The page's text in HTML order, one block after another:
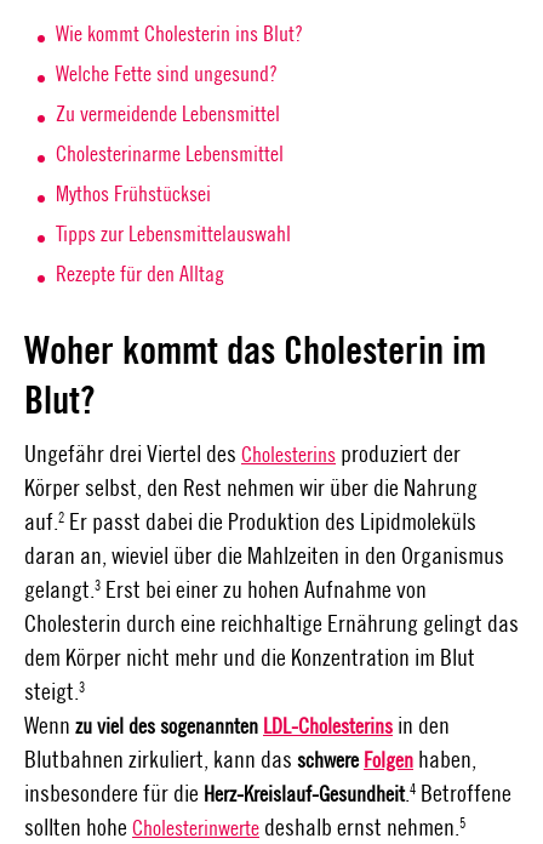
Wie kommt Cholesterin ins Blut?
Welche Fette sind ungesund?
Zu vermeidende Lebensmittel
Cholesterinarme Lebensmittel
Mythos Frühstücksei
Tipps zur Lebensmittelauswahl
Rezepte für den Alltag
Woher kommt das Cholesterin im
Blut?
Ungefähr drei Viertel des Cholesterins produziert der
Körper selbst, den Rest nehmen wir über die Nahrung
auf.2 Er passt dabei die Produktion des Lipidmoleküls
daran an, wieviel über die Mahlzeiten in den Organismus
gelangt.3 Erst bei einer zu hohen Aufnahme von
Cholesterin durch eine reichhaltige Ernährung gelingt das
dem Körper nicht mehr und die Konzentration im Blut
steigt.3
Wenn zu viel des sogenannten LDL-Cholesterins in den
Blutbahnen zirkuliert, kann das schwere Folgen haben,
insbesondere für die Herz-Kreislauf-Gesundheit.4 Betroffene
sollten hohe Cholesterinwerte deshalb ernst nehmen.5